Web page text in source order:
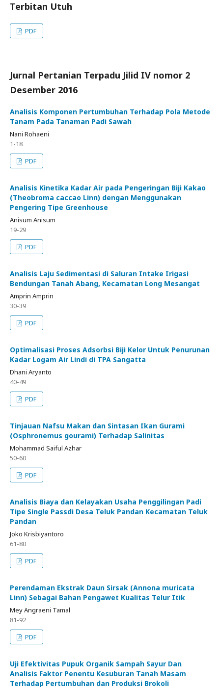
Terbitan Utuh
PDF
Jurnal Pertanian Terpadu Jilid IV nomor 2
Desember 2016
Analisis Komponen Pertumbuhan Terhadap Pola Metode
Tanam Pada Tanaman Padi Sawah
Nani Rohaeni
1-18
PDF
Analisis Kinetika Kadar Air pada Pengeringan Biji Kakao
(Theobroma caccao Linn) dengan Menggunakan
Pengering Tipe Greenhouse
Anisum Anisum
19-29
PDF
Analisis Laju Sedimentasi di Saluran Intake Irigasi
Bendungan Tanah Abang, Kecamatan Long Mesangat
Amprin Amprin
30-39
PDF
Optimalisasi Proses Adsorbsi Biji Kelor Untuk Penurunan
Kadar Logam Air Lindi di TPA Sangatta
Dhani Aryanto
40-49
PDF
Tinjauan Nafsu Makan dan Sintasan Ikan Gurami
(Osphronemus gourami) Terhadap Salinitas
Mohammad Saiful Azhar
50-60
PDF
Analisis Biaya dan Kelayakan Usaha Penggilingan Padi
Tipe Single Passdi Desa Teluk Pandan Kecamatan Teluk
Pandan
Joko Krisbiyantoro
61-80
PDF
Perendaman Ekstrak Daun Sirsak (Annona muricata
Linn) Sebagai Bahan Pengawet Kualitas Telur Itik
Mey Angraeni Tamal
81-92
PDF
Uji Efektivitas Pupuk Organik Sampah Sayur Dan
Analisis Faktor Penentu Kesuburan Tanah Masam
Terhadap Pertumbuhan dan Produksi Brokoli